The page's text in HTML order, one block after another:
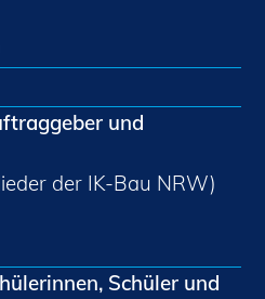
und
der IK-Bau NRW)
Schüler und